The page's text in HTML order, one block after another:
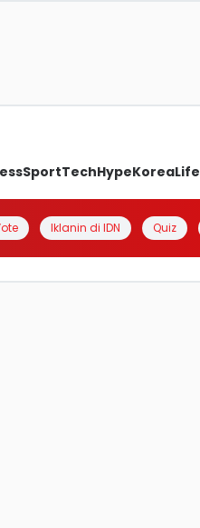
SportTechHypeKoreaLife
Iklanin di IDN Quiz